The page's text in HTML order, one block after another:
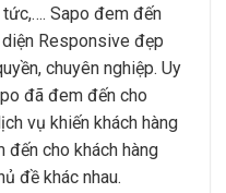
Sapo đem đến
Responsive đẹp
chuyên nghiệp. Uy
đã đem đến cho
vụ khiến khách hàng
đến cho khách hàng
đề khác nhau.